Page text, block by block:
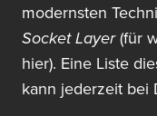
modernsten
Socket Layer(für
hier). Eine Liste
kann jederzeit bei